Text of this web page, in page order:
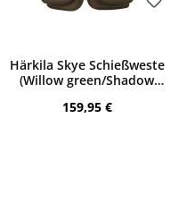
Härkila Skye Schießweste
(Willow green/Shadow
Regulärer Preis:
159,95 €